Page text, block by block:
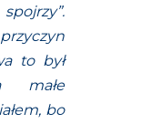
to był
małe
bo